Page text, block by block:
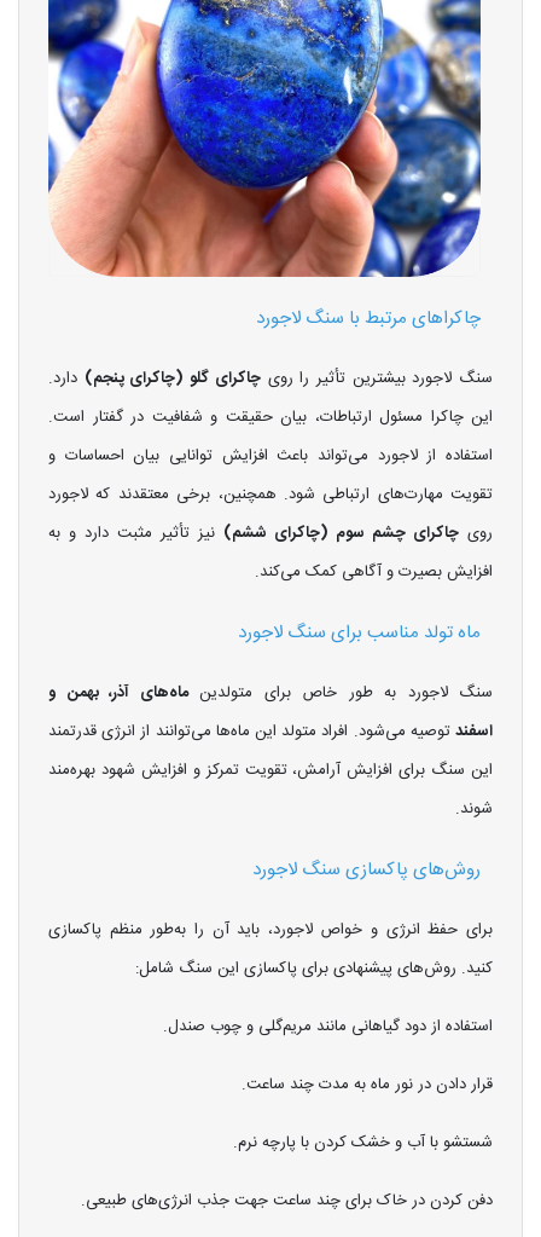
چاکراهای مرتبط با سنگ لاجورد
سنگ لاجورد بیشترین تأثیر را رویچاکرای گلو (چاکرای پنجم) دارد.
این چاکرا مسئول ارتباطات، بیان حقیقت و شفافیت در گفتار است.
استفاده از لاجورد می‌تواند باعث افزایش توانایی بیان احساسات و
تقویت مهارت‌های ارتباطی شود. همچنین، برخی معتقدند که لاجورد
روی چاکرای چشم سوم (چاکرای ششم) نیز تأثیر مثبت دارد و به
افزایش بصیرت و آگاهی کمک می‌کند.
ماه تولد مناسب برای سنگ لاجورد
سنگ لاجورد به طور خاص برای متولدینماه‌های آذر، بهمن و
اسفندتوصیه می‌شود. افراد متولد این ماه‌ها می‌توانند از انرژی قدرتمند
این سنگ برای افزایش آرامش، تقویت تمرکز و افزایش شهود بهره‌مند
شوند.
روش‌های پاکسازی سنگ لاجورد
برای حفظ انرژی و خواص لاجورد، باید آن را به‌طور منظم پاکسازی
کنید. روش‌های پیشنهادی برای پاکسازی این سنگ شامل:
استفاده از دود گیاهانی مانند مریم‌گلی و چوب صندل.
قرار دادن در نور ماه به مدت چند ساعت.
شستشو با آب و خشک کردن با پارچه نرم.
دفن کردن در خاک برای چند ساعت جهت جذب انرژی‌های طبیعی.